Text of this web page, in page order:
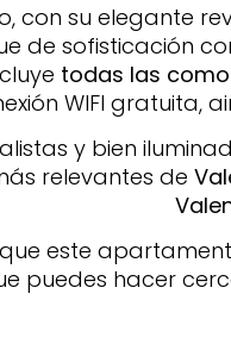
con su elegante
sofisticación
todas las
WIFI gratuita,
y bien
relevantes de
este
puedes hacer